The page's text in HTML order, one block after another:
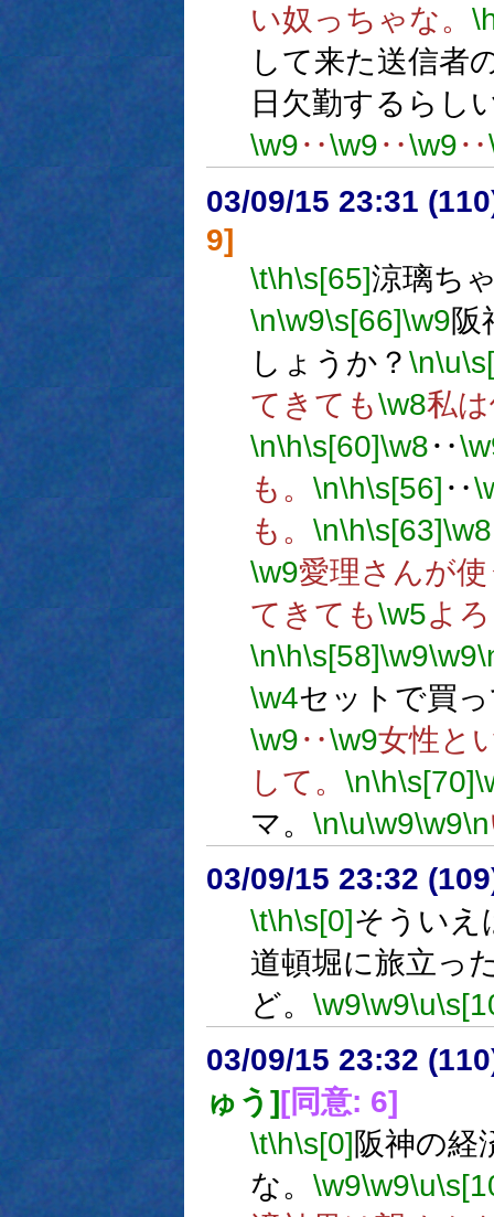
い奴っちゃな。
して来た送信者
日欠勤するらし
\w9‥\w9‥\w9‥
03/09/15 23:31
9]
\t\h\s[65]涼璃ち
\n\w9\s[66]\w9阪
しょうか？ \n\u
てきても\w8私
\n\h\s[60]\w8‥
も。 \n\h\s[56] ‥
も。 \n\h\s[63]\w8
\w9愛理さんが
てきても\w5よ
\n\h\s[58]\w9\w9
\w4セットで買
\w9‥\w9女性と
して。 \n\h\s[70]
マ。 \n\u\w9\w9\n
03/09/15 23:32
\t\h\s[0]そういえ
道頓堀に旅立っ
ど。 \w9\w9\u
03/09/15 23:32
ゅう][同意: 6]
\t\h\s[0]阪神の経
な。 \w9\w9\u